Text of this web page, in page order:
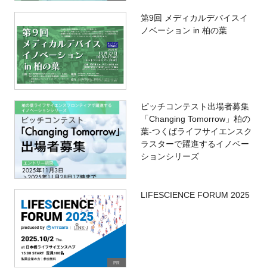
第9回 メディカルデバイスイ
ノベーション in 柏の葉
ピッチコンテスト出場者募集
「Changing Tomorrow」柏の
葉-つくばライフサイエンスク
ラスターで躍進するイノベー
ションシリーズ
PR
LIFESCIENCE FORUM 2025